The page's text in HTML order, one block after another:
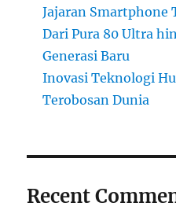
Jajaran Smartphone
Dari Pura 80 Ultra
Generasi Baru
Inovasi Teknologi
Terobosan Dunia
Recent